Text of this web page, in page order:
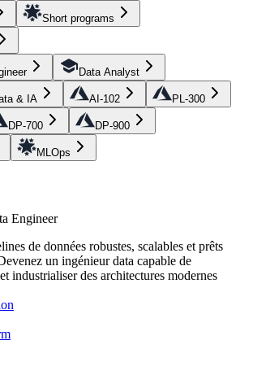
Short programs
Data Analyst
& IA AI-102 PL-300
DP-700 DP-900
MLOps
Engineer
de données robustes, scalables et prêts
un ingénieur data capable de
industrialiser des architectures modernes